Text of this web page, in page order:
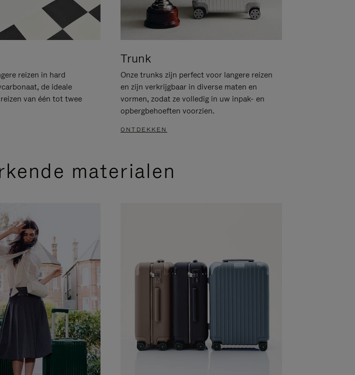
reizen in hard
de ideale
van één tot twee
Trunk
Onze trunks zijn perfect voor langere reizen
en zijn verkrijgbaar in diverse maten en
vormen, zodat ze volledig in uw inpak- en
opbergbehoeften voorzien.
ONTDEKKEN
materialen